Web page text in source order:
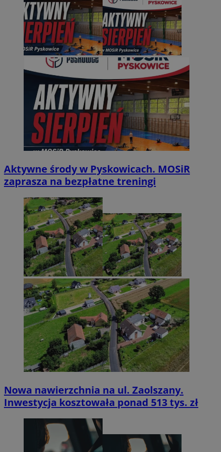
Aktywne środy w Pyskowicach. MOSiR
zaprasza na bezpłatne treningi
Nowa nawierzchnia na ul. Zaolszany.
Inwestycja kosztowała ponad 513 tys. zł